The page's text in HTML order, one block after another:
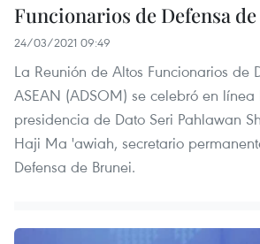
Funcionarios de Defensa de
24/03/2021 09:49
La Reunión de Altos Funcionarios de
ASEAN (ADSOM) se celebró en
presidencia de Dato Seri Pahlawan
Haji Ma 'awiah, secretario
Defensa de Brunei.